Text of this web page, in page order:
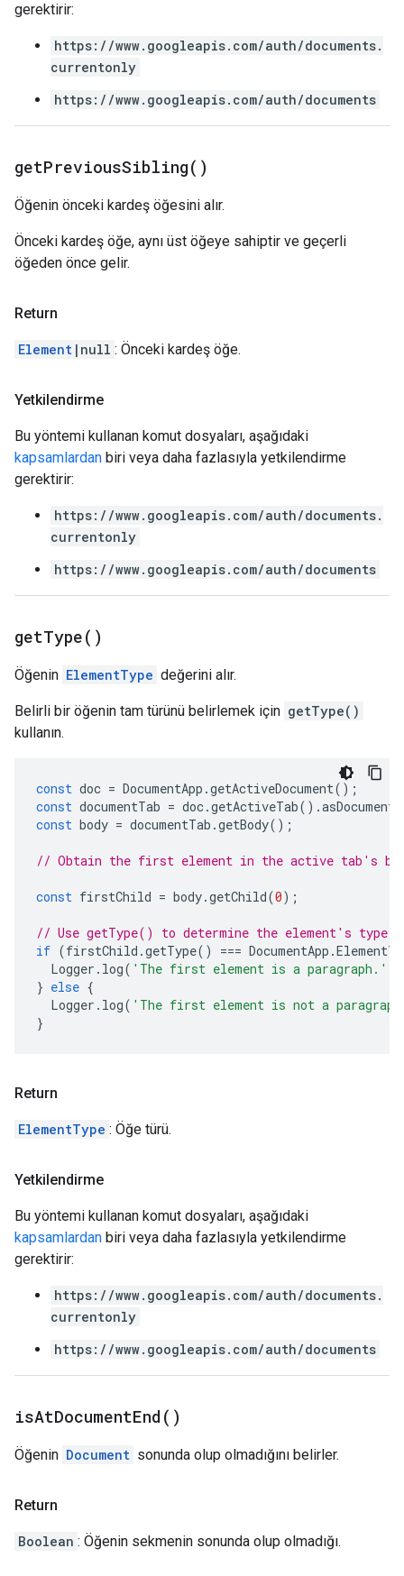
gerektirir:
https://www.googleapis.com/auth/documents.
currentonly
https://www.googleapis.com/auth/documents
getPreviousSibling( )
Öğenin önceki kardeş öğesini alır.
Önceki kardeş öğe, aynı üst öğeye sahiptir ve geçerli
öğeden önce gelir.
Return
Element |null : Önceki kardeş öğe.
Yetkilendirme
Bu yöntemi kullanan komut dosyaları, aşağıdaki
kapsamlardan biri veya daha fazlasıyla yetkilendirme
gerektirir:
https://www.googleapis.com/auth/documents.
currentonly
https://www.googleapis.com/auth/documents
getType( )
Öğenin ElementType değerini alır.
Belirli bir öğenin tam türünü belirlemek için getType()
kullanın.
const doc = DocumentApp .getActiveDocument();
const documentTab = doc.getActiveTab().
const body = documentTab .getBody();
// Obtain the first element in the active tab's
const firstChild = body.getChild(0);
// Use getType() to determine the element's type.
if (firstChild .getType() === DocumentApp .
Logger . log( 'The first element is a paragraph.'
} else {
Logger . log( 'The first element is not a
}
Return
ElementType : Öğe türü.
Yetkilendirme
Bu yöntemi kullanan komut dosyaları, aşağıdaki
kapsamlardan biri veya daha fazlasıyla yetkilendirme
gerektirir:
https://www.googleapis.com/auth/documents.
currentonly
https://www.googleapis.com/auth/documents
isAtDocumentEnd( )
Öğenin Document sonunda olup olmadığını belirler.
Return
Boolean : Öğenin sekmenin sonunda olup olmadığı.